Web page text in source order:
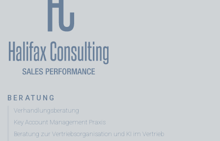
BERATUNG
Verhandlungsberatung
Key Account Management Praxis
Beratung zur Vertriebsorganisation und KI im Vertrieb